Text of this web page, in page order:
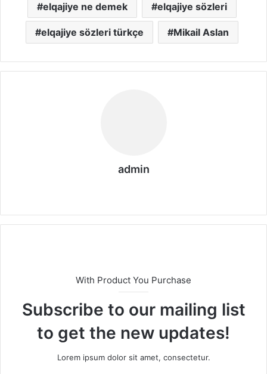
elqajiye ne demek elqajiye sözleri
elqajiye sözleri türkçe Mikail Aslan
admin
sit
With Product You Purchase
Subscribe to our mailing list
to get the new updates!
Lorem ipsum dolor sit amet, consectetur.